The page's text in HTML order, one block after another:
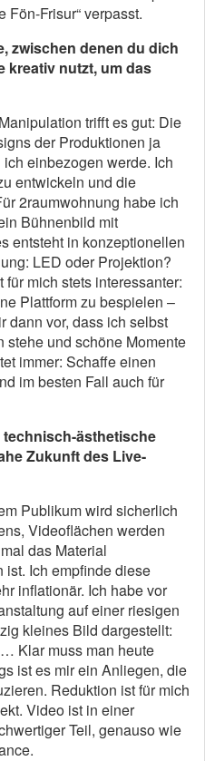
Fön-Frisur“ verpasst.
zwischen denen du dich
kreativ nutzt, um das
trifft es gut: Die
der Produktionen ja
einbezogen werde. Ich
entwickeln und die
2raumwohnung habe ich
Bühnenbild mit
entsteht in konzeptionellen
LED oder Projektion?
mich stets interessanter:
Plattform zu bespielen –
dann vor, dass ich selbst
und schöne Momente
immer: Schaffe einen
im besten Fall auch für
technisch-ästhetische
Zukunft des Live-
Publikum wird sicherlich
Videoflächen werden
das Material
Ich empfinde diese
inflationär. Ich habe vor
auf einer riesigen
kleines Bild dargestellt:
Klar muss man heute
ist es mir ein Anliegen, die
Reduktion ist für mich
Video ist in einer
Teil, genauso wie